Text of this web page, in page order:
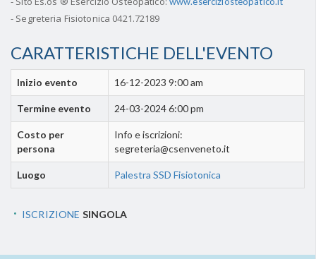
- Segreteria Fisiotonica 0421.72189
CARATTERISTICHE DELL'EVENTO
Inizio evento 16-12-2023 9:00 am
Termine evento 24-03-2024 6:00 pm
Costo per
persona
Info e iscrizioni:
segreteria@csenveneto.it
Luogo Palestra SSD Fisiotonica
ISCRIZIONE SINGOLA